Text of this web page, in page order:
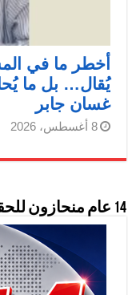
أخطر ما في
يُقال… بل ما
غسان جابر
8 أغسطس، 2026
14 عام منحازون للحقيقة …